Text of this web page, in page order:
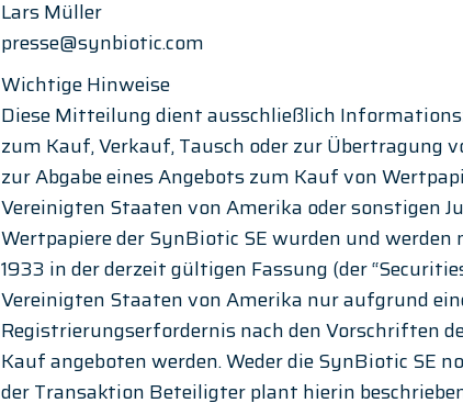
Lars Müller
presse@synbiotic.com
Wichtige Hinweise
Diese Mitteilung dient ausschließlich
zum Kauf, Verkauf, Tausch oder zur Übertragung
zur Abgabe eines Angebots zum Kauf von
Vereinigten Staaten von Amerika oder sonstigen
Wertpapiere der SynBiotic SE wurden und werden
1933 in der derzeit gültigen Fassung (der
Vereinigten Staaten von Amerika nur aufgrund
Registrierungserfordernis nach den Vorschriften
Kauf angeboten werden. Weder die SynBiotic SE
der Transaktion Beteiligter plant hierin